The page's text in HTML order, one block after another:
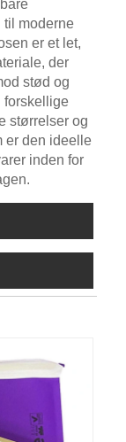
moderne
er et let,
der
stød og
forskellige
størrelser og
er den ideelle
inden for